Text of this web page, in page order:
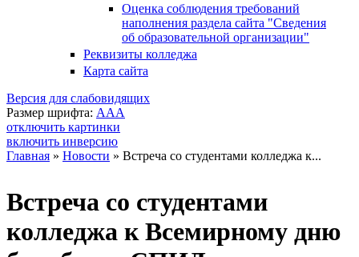
Оценка соблюдения требований
наполнения раздела сайта "Сведения
об образовательной организации"
Реквизиты колледжа
Карта сайта
Версия для слабовидящих
Размер шрифта: AAA
отключить картинки
включить инверсию
Главная » Новости » Встреча со студентами колледжа к...
Встреча со студентами
колледжа к Всемирному дню